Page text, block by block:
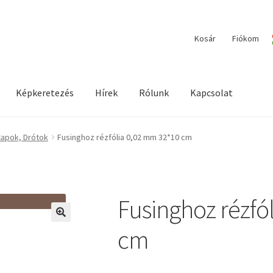
Kosár Fiókom
Képkeretezés Hírek Rólunk Kapcsolat
/ Workshopok Elérhetőségeink Fiókom
Drótok Fusinghoz rézfólia 0,02 mm 32*10 cm
Fusinghoz
cm